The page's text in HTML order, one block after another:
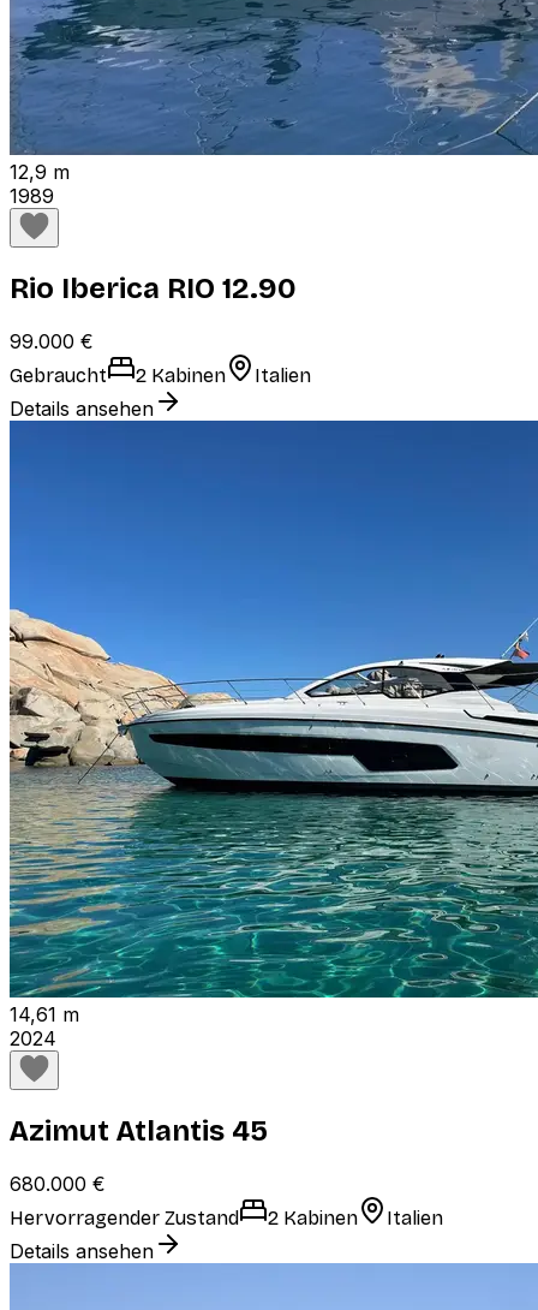
12,9 m
1989
Rio Iberica RIO 12.90
99.000 €
Gebraucht 2 Kabinen Italien
Details ansehen
14,61 m
2024
Azimut Atlantis 45
680.000 €
Hervorragender Zustand 2 Kabinen Italien
Details ansehen